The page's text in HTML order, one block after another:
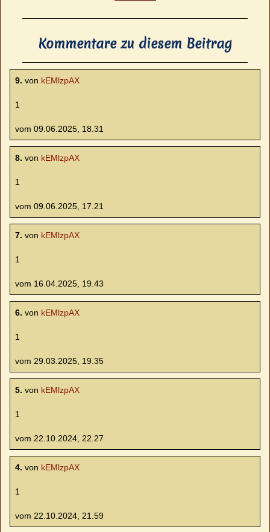
Kommentare zu diesem Beitrag
9. von kEMlzpAX
1
vom 09.06.2025, 18.31
8. von kEMlzpAX
1
vom 09.06.2025, 17.21
7. von kEMlzpAX
1
vom 16.04.2025, 19.43
6. von kEMlzpAX
1
vom 29.03.2025, 19.35
5. von kEMlzpAX
1
vom 22.10.2024, 22.27
4. von kEMlzpAX
1
vom 22.10.2024, 21.59